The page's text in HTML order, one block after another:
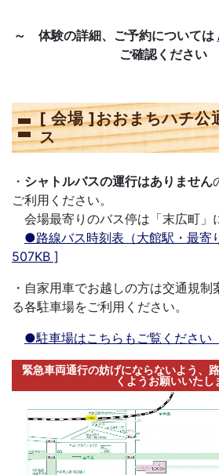
～ 体験の詳細、ご予約については
ご確認ください
[ 会場 ]おおまちハチ公
ス
・ シャトルバスの運行はありません
ご利用ください。
会場最寄りのバス停は「末広町」
●路線バス時刻表（大館駅・最寄
507KB ]
・自家用車でお越しの方は交通規
る各駐車場をご利用ください。
●駐車場はこちらもご覧ください
緊急車両通行の妨げにならないよう、
くようお願いいたし